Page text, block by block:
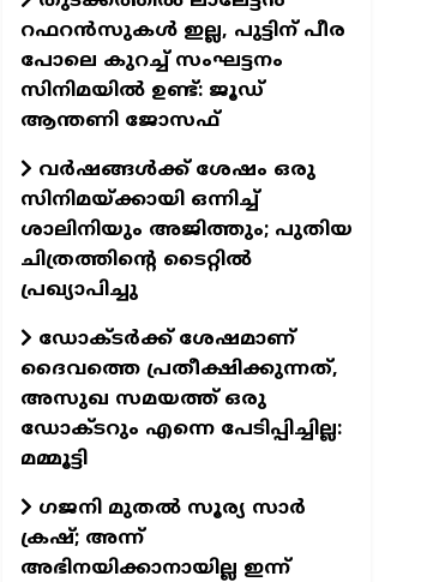
റഫറന്‍സുകള്‍ ഇല്ല, പുട്ടിന് പീര
പോലെ കുറച്ച് സംഘട്ടനം
സിനിമയില്‍ ഉണ്ട്: ജൂഡ്
ആന്തണി ജോസഫ്
വര്‍ഷങ്ങള്‍ക്ക് ശേഷം ഒരു
സിനിമയ്ക്കായി ഒന്നിച്ച്
ശാലിനിയും അജിത്തും; പുതിയ
ചിത്രത്തിന്റെ ടൈറ്റില്‍
പ്രഖ്യാപിച്ചു
ഡോക്ടര്‍ക്ക് ശേഷമാണ്
ദൈവത്തെ പ്രതീക്ഷിക്കുന്നത്,
അസുഖ സമയത്ത് ഒരു
ഡോക്ടറും എന്നെ പേടിപ്പിച്ചില്ല:
മമ്മൂട്ടി
ഗജനി മുതല്‍ സൂര്യ സാര്‍
ക്രഷ്; അന്ന്
അഭിനയിക്കാനായില്ല ഇന്ന്